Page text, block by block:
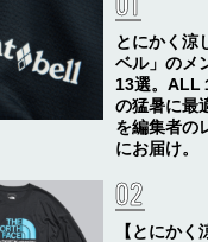
とにかく涼
ベル」のメ
13選。ALL
の猛暑に最
を編集者の
にお届け。
【とにか